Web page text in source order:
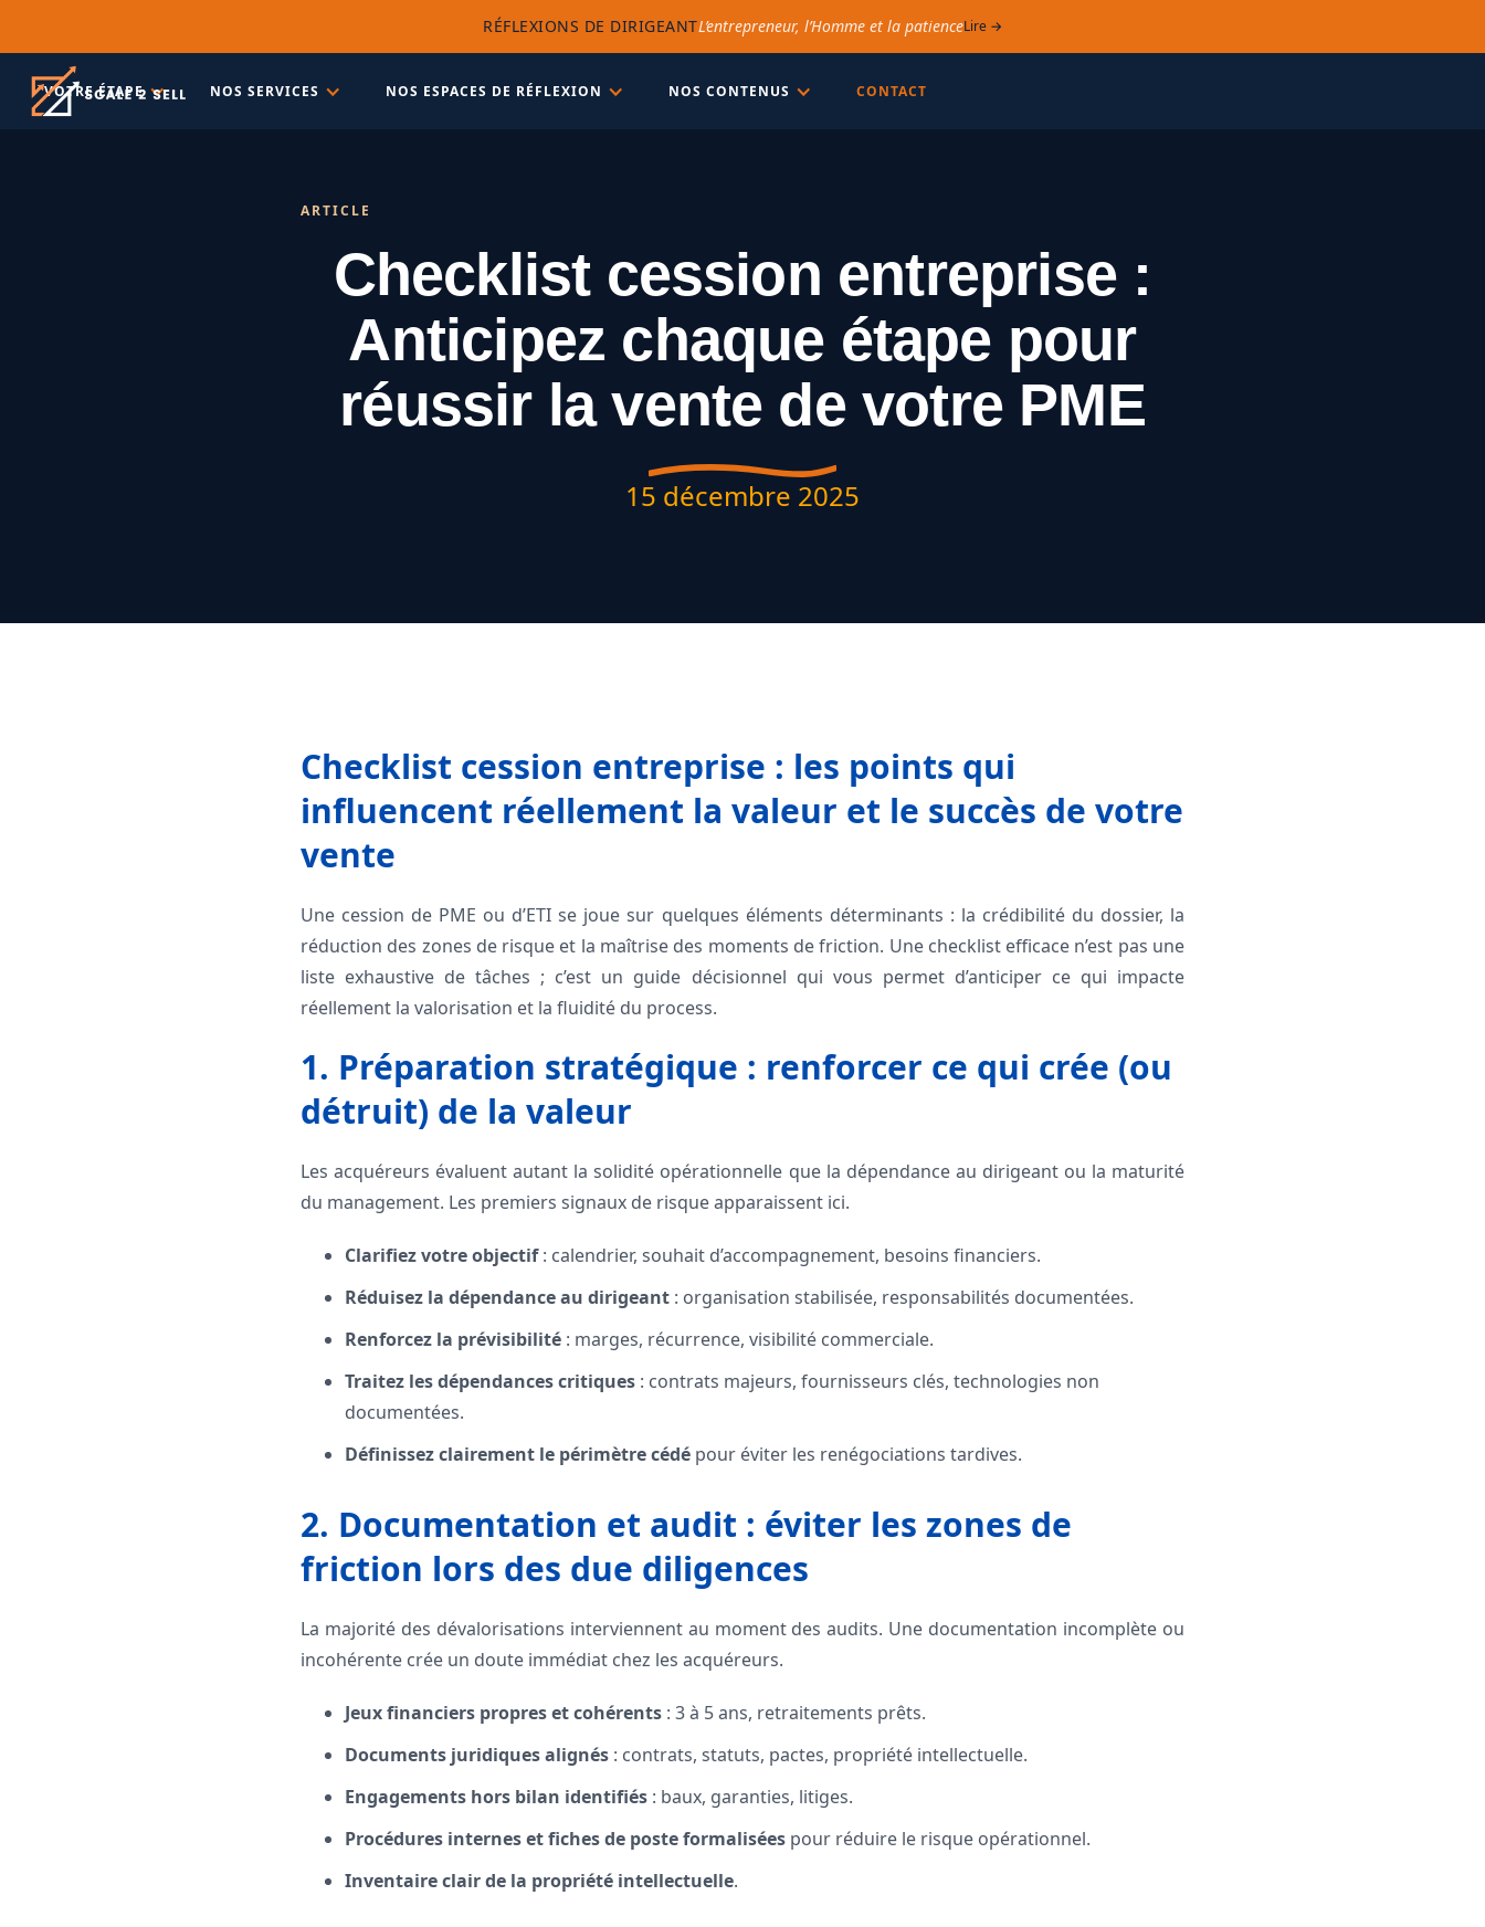
RÉFLEXIONS DE DIRIGEANTL’entrepreneur, l’Homme et la patienceLire →
VOTRE ÉTAPE NOS SERVICES NOS ESPACES DE RÉFLEXION NOS CONTENUS CONTACT
ARTICLE
Checklist cession entreprise :
Anticipez chaque étape pour
réussir la vente de votre PME
15 décembre 2025
Checklist cession entreprise : les points qui
influencent réellement la valeur et le succès de votre
vente
Une cession de PME ou d’ETI se joue sur quelques éléments déterminants : la crédibilité du dossier, la
réduction des zones de risque et la maîtrise des moments de friction. Une checklist efficace n’est pas une
liste exhaustive de tâches ; c’est un guide décisionnel qui vous permet d’anticiper ce qui impacte
réellement la valorisation et la fluidité du process.
1. Préparation stratégique : renforcer ce qui crée (ou
détruit) de la valeur
Les acquéreurs évaluent autant la solidité opérationnelle que la dépendance au dirigeant ou la maturité
du management. Les premiers signaux de risque apparaissent ici.
Clarifiez votre objectif: calendrier, souhait d’accompagnement, besoins financiers.
Réduisez la dépendance au dirigeant : organisation stabilisée, responsabilités documentées.
Renforcez la prévisibilité : marges, récurrence, visibilité commerciale.
Traitez les dépendances critiques : contrats majeurs, fournisseurs clés, technologies non
documentées.
Définissez clairement le périmètre cédé pour éviter les renégociations tardives.
2. Documentation et audit : éviter les zones de
friction lors des due diligences
La majorité des dévalorisations interviennent au moment des audits. Une documentation incomplète ou
incohérente crée un doute immédiat chez les acquéreurs.
Jeux financiers propres et cohérents : 3 à 5 ans, retraitements prêts.
Documents juridiques alignés : contrats, statuts, pactes, propriété intellectuelle.
Engagements hors bilan identifiés : baux, garanties, litiges.
Procédures internes et fiches de poste formalisées pour réduire le risque opérationnel.
Inventaire clair de la propriété intellectuelle.